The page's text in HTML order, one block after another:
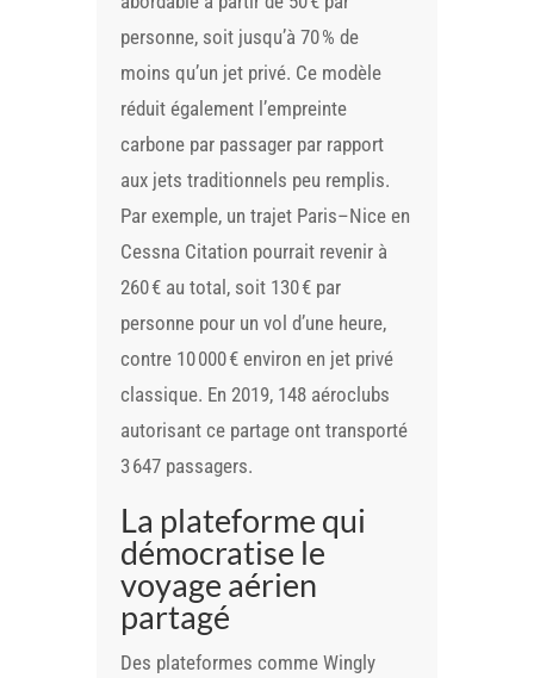
personne, soit jusqu’à 70 % de
moins qu’un jet privé. Ce modèle
réduit également l’empreinte
carbone par passager par rapport
aux jets traditionnels peu remplis.
Par exemple, un trajet Paris–Nice en
Cessna Citation pourrait revenir à
260 € au total, soit 130 € par
personne pour un vol d’une heure,
contre 10 000 € environ en jet privé
classique. En 2019, 148 aéroclubs
autorisant ce partage ont transporté
3 647 passagers.
La plateforme qui
démocratise le
voyage aérien
partagé
Des plateformes comme Wingly